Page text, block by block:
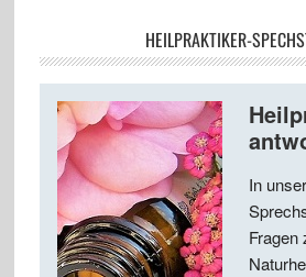
HEILPRAKTIKER-
In
Fragen